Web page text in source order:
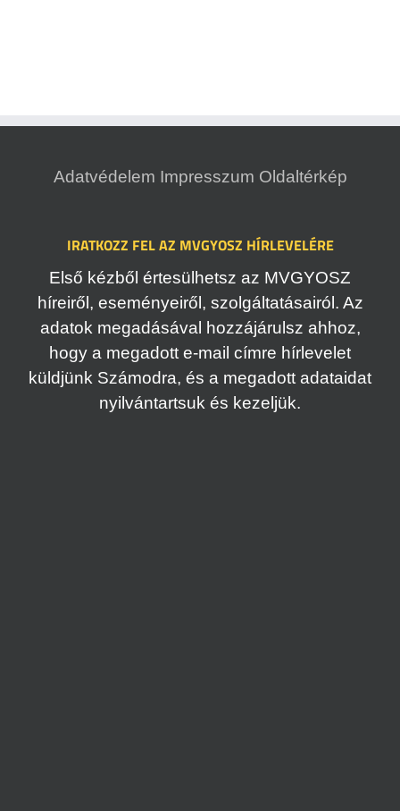
Adatvédelem Impresszum Oldaltérkép
IRATKOZZ FEL AZ MVGYOSZ HÍRLEVELÉRE
Első kézből értesülhetsz az MVGYOSZ
híreiről, eseményeiről, szolgáltatásairól. Az
adatok megadásával hozzájárulsz ahhoz,
hogy a megadott e-mail címre hírlevelet
küldjünk Számodra, és a megadott adataidat
nyilvántartsuk és kezeljük.